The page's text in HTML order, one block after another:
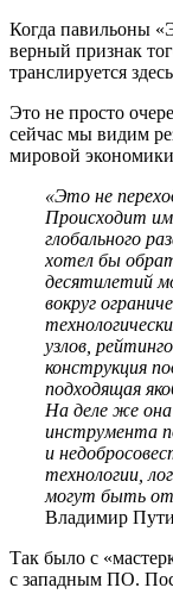
Когда павильоны
верный признак
транслируется
Это не просто
сейчас мы видим
мировой экономики
«Это не
Происходит
глобального
хотел бы
десятилетий
вокруг
узлов,
конструкция
подходящая
На деле же она
инструмента
и
технологии,
могут быть
Владимир
Так было с
с западным ПО.